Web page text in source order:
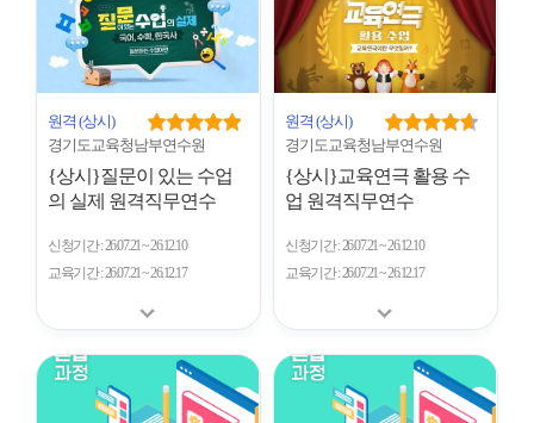
원격 (상시)
경기도교육청남부연수원
{상시}질문이 있는 수업
의 실제 원격직무연수
신청기간 26.07.21 ~ 26.12.10
교육기간 26.07.21 ~ 26.12.17
원격 (상시)
경기도교육청남부연수원
{상시}교육연극 활용 수
업 원격직무연수
신청기간 26.07.21 ~ 26.12.10
교육기간 26.07.21 ~ 26.12.17